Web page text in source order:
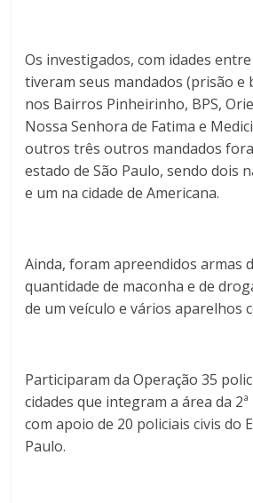
Os investigados, com idades
tiveram seus mandados (prisão e
nos Bairros Pinheirinho, BPS,
Nossa Senhora de Fatima e
outros três outros mandados
estado de São Paulo, sendo dois
e um na cidade de Americana.
Ainda, foram apreendidos armas
quantidade de maconha e de
de um veículo e vários aparelhos
Participaram da Operação 35
cidades que integram a área da 2ª
com apoio de 20 policiais civis do
Paulo.